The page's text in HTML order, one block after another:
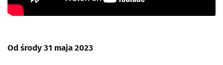
Od środy 31 maja 2023